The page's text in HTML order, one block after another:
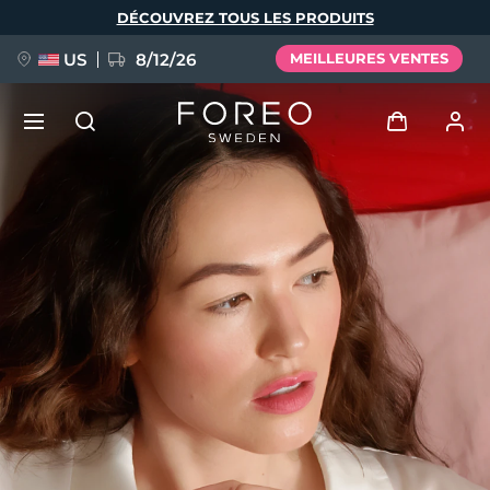
DÉCOUVREZ TOUS LES PRODUITS
US 8/12/26 MEILLEURES VENTES
Se connecter
Profil de l'utilisateur
Mes appareils
Mes commandes
Mes adresses
Mes abonnements
FAQ™ Pure Beauty-Tech Elixir
BREAKING NEWS
issa™ Teeth Whitening Set
Langue
English Deutsch
Español
Français
Português
Polski
Svenska
Русский
Türkçe
简体中文 繁體中文